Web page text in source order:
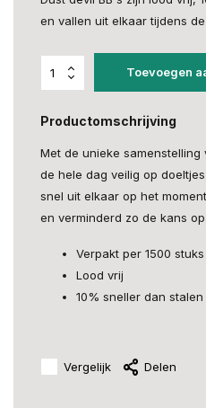
en vallen uit elkaar tijdens
Toevoegen
Productomschrijving
Met de unieke samenstelling
de hele dag veilig op
snel uit elkaar op het
en verminderd zo de kans
Verpakt per 1500 stuks
Lood vrij
10% sneller dan stalen
Vergelijk Delen